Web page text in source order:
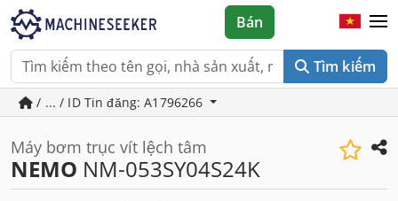
Tìm kiếm
Bán
/ ... / ID Tin đăng: A1796266
Máy bơm trục vít lệch tâm
NEMO NM-053SY04S24K